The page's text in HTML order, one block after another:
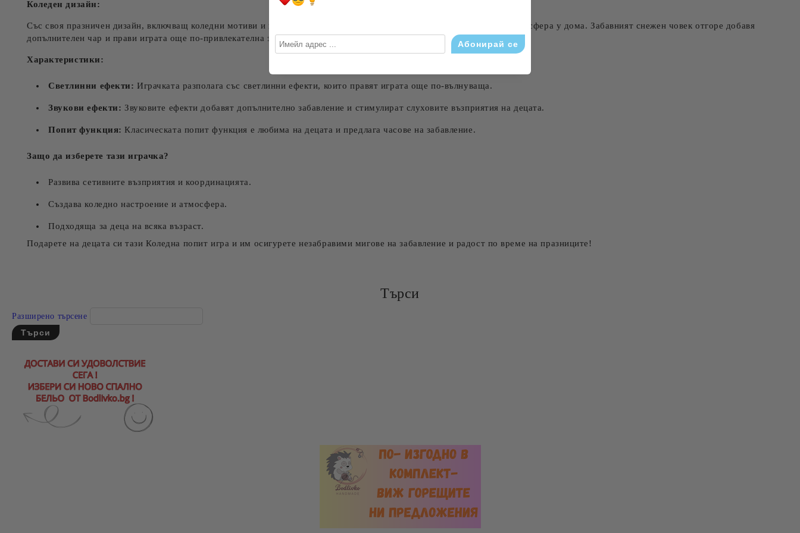
Коледен дизайн:
Със своя празничен дизайн, включващ коледни мотиви и цветове, тази играчка е идеална за създаване на коледна атмосфера у дома. Забавният снежен човек отгоре добавя
допълнителен чар и прави играта още по-привлекателна за децата.
Характеристики:
Светлинни ефекти: Играчката разполага със светлинни ефекти, които правят играта още по-вълнуваща.
Звукови ефекти: Звуковите ефекти добавят допълнително забавление и стимулират слуховите възприятия на децата.
Попит функция: Класическата попит функция е любима на децата и предлага часове на забавление.
Защо да изберете тази играчка?
Развива сетивните възприятия и координацията.
Създава коледно настроение и атмосфера.
Подходяща за деца на всяка възраст.
Подарете на децата си тази Коледна попит игра и им осигурете незабравими мигове на забавление и радост по време на празниците!
Търси
Разширено търсене